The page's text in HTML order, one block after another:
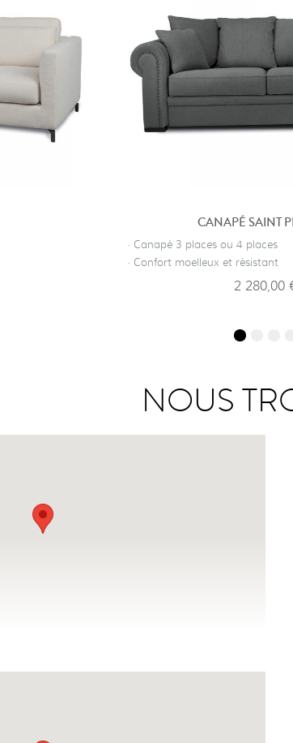
CANAPÉ SAINT
· Canapé 3 places ou 4 places
· Confort moelleux et résistant
2 280,00
NOUS